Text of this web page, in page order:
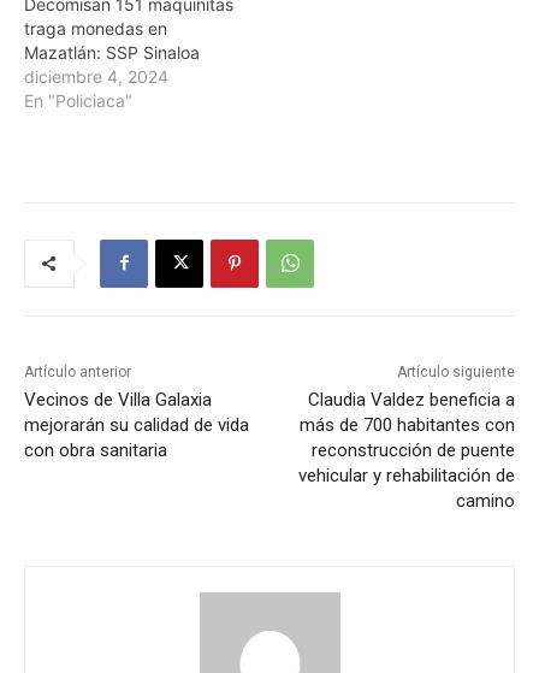
traga monedas en
Mazatlán: SSP Sinaloa
diciembre 4, 2024
En "Policiaca"
Artículo anterior
Vecinos de Villa Galaxia
mejorarán su calidad de vida
con obra sanitaria
Artículo siguiente
Claudia Valdez beneficia a
más de 700 habitantes con
reconstrucción de puente
vehicular y rehabilitación de
camino